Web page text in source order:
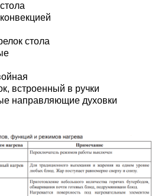
стола
встроенный в ручки
направляющие духовки